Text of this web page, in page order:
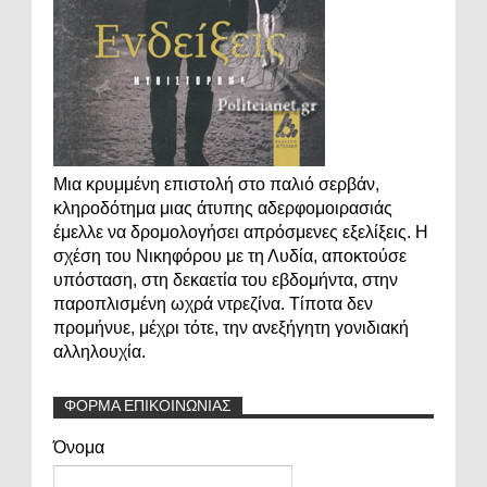
Μια κρυμμένη επιστολή στο παλιό σερβάν,
κληροδότημα μιας άτυπης αδερφομοιρασιάς
έμελλε να δρομολογήσει απρόσμενες εξελίξεις. Η
σχέση του Νικηφόρου με τη Λυδία, αποκτούσε
υπόσταση, στη δεκαετία του εβδομήντα, στην
παροπλισμένη ωχρά ντρεζίνα. Τίποτα δεν
προμήνυε, μέχρι τότε, την ανεξήγητη γονιδιακή
αλληλουχία.
ΦΟΡΜΑ ΕΠΙΚΟΙΝΩΝΙΑΣ
Όνομα